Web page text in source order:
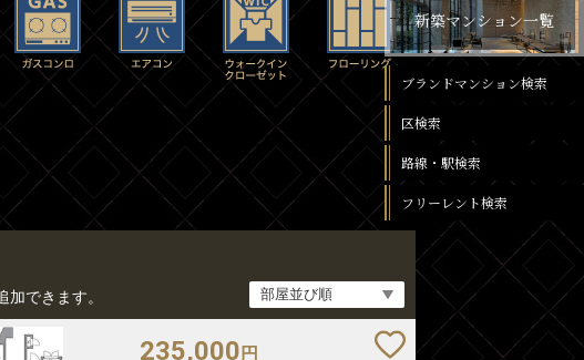
できます。
235,000 円
新築マンション一覧
ブランドマンション検索
区検索
路線・駅検索
フリーレント検索